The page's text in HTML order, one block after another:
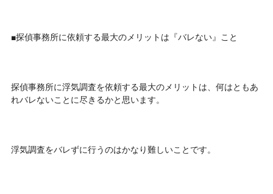
■探偵事務所に依頼する最大のメリットは『バレない』こと
探偵事務所に浮気調査を依頼する最大のメリットは、何はともあ
れバレないことに尽きるかと思います。
浮気調査をバレずに行うのはかなり難しいことです。